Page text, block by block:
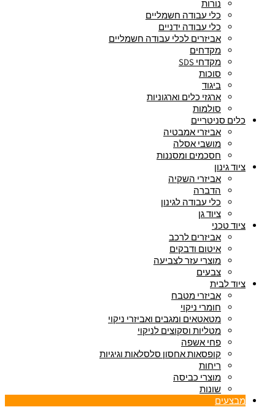
נורות
כלי עבודה חשמליים
כלי עבודה ידניים
אביזרים לכלי עבודה חשמליים
מקדחים
מקדחי SDS
סוכות
ביגוד
ארגזי כלים וארגוניות
סולמות
כלים סניטריים
אביזרי אמבטיה
מושבי אסלה
חסכמים ומסננות
ציוד גינון
אביזרי השקיה
הדברה
כלי עבודה לגינון
ציוד גן
ציוד טכני
אביזרים לרכב
איטום ודבקים
מוצרי עזר לצביעה
צבעים
ציוד לבית
אביזרי מטבח
חומרי ניקוי
מטאטאים ומגבים ואביזרי ניקוי
מטליות וסקוצים לניקוי
פחי אשפה
קופסאות אחסון סלסלאות וגיגיות
ריחות
מוצרי כביסה
שונות
מבצעים